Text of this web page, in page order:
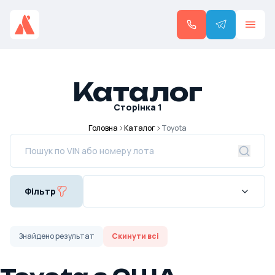
Каталог
Сторінка 1
Головна Каталог Toyota
Фільтр
Знайденорезультат Скинути всі